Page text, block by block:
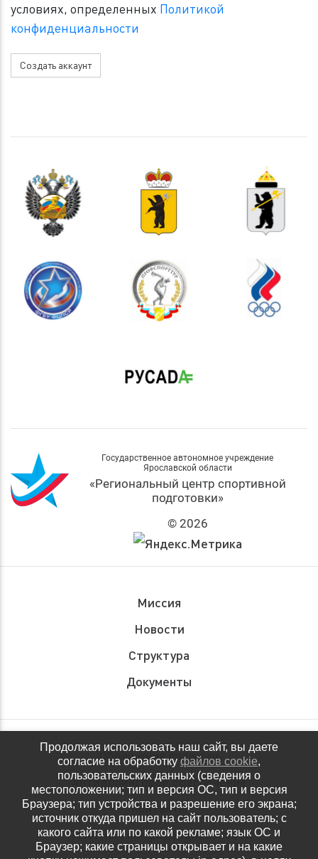
условиях, определенных Политикой
конфиденциальности
Создать аккаунт
Государственное автономное учреждение
Ярославской области
«Региональный центр спортивной
подготовки»
© 2026
Миссия
Новости
Структура
Документы
Обращения граждан
Антидопинговое обеспечение
Контакты
Политика конфиденциальности
Продолжая использовать наш сайт, вы даете
согласие на обработку файлов cookie,
пользовательских данных (сведения о
местоположении; тип и версия ОС, тип и версия
Браузера; тип устройства и разрешение его экрана;
источник откуда пришел на сайт пользователь; с
какого сайта или по какой рекламе; язык ОС и
Браузер; какие страницы открывает и на какие